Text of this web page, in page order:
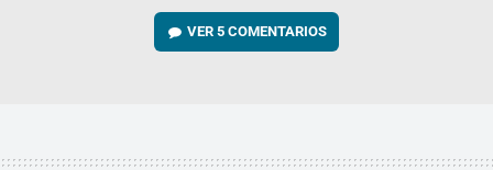
VER5 COMENTARIOS